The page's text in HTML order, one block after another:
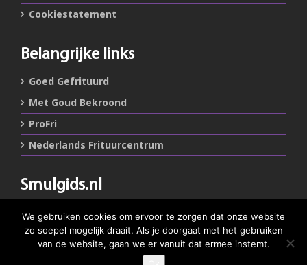
Cookiestatement
Belangrijke links
Goed Gefrituurd
Met Goud Bekroond
ProFri
Nederlands Frituurcentrum
Smulgids.nl
Blaarthemseweg 72
5502 JW Veldhoven
We gebruiken cookies om ervoor te zorgen dat onze website
zo soepel mogelijk draait. Als je doorgaat met het gebruiken
van de website, gaan we er vanuit dat ermee instemt.